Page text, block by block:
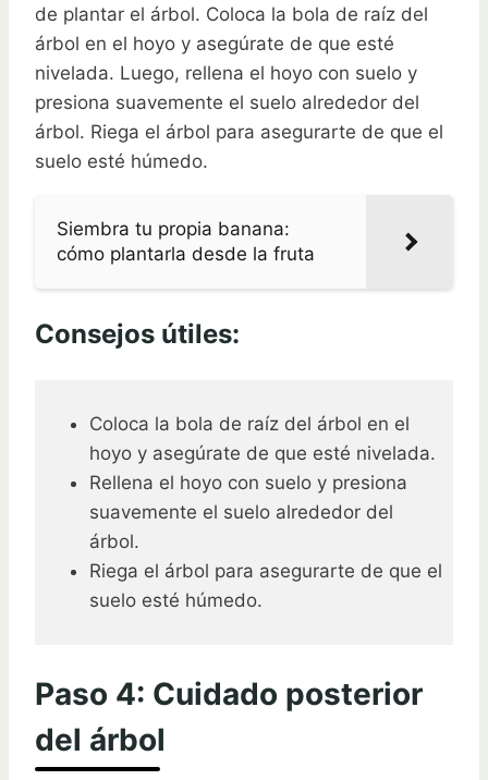
de plantar el árbol. Coloca la bola de raíz del
árbol en el hoyo y asegúrate de que esté
nivelada. Luego, rellena el hoyo con suelo y
presiona suavemente el suelo alrededor del
árbol. Riega el árbol para asegurarte de que el
suelo esté húmedo.
Siembra tu propia banana:
cómo plantarla desde la fruta
Consejos útiles:
Coloca la bola de raíz del árbol en el
hoyo y asegúrate de que esté nivelada.
Rellena el hoyo con suelo y presiona
suavemente el suelo alrededor del
árbol.
Riega el árbol para asegurarte de que el
suelo esté húmedo.
Paso 4: Cuidado posterior
del árbol